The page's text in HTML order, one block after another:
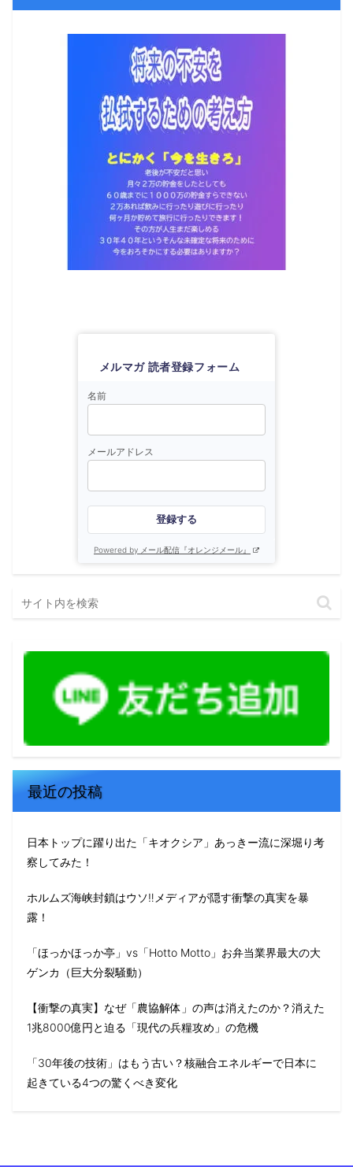
メルマガ 読者登録フォーム
名前
メールアドレス
登録する
Powered by メール配信『オレンジメール』
最近の投稿
日本トップに躍り出た「キオクシア」あっきー流に深堀り考
察してみた！
ホルムズ海峡封鎖はウソ‼️メディアが隠す衝撃の真実を暴
露！
「ほっかほっか亭」vs「Hotto Motto」お弁当業界最大の大
ゲンカ（巨大分裂騒動）
【衝撃の真実】なぜ「農協解体」の声は消えたのか？消えた
1兆8000億円と迫る「現代の兵糧攻め」の危機
「30年後の技術」はもう古い？核融合エネルギーで日本に
起きている4つの驚くべき変化